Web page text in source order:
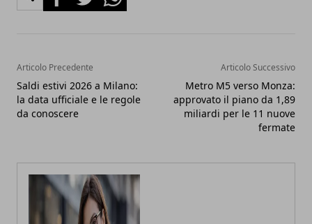
Articolo Precedente
Saldi estivi 2026 a Milano:
la data ufficiale e le regole
da conoscere
Articolo Successivo
Metro M5 verso Monza:
approvato il piano da 1,89
miliardi per le 11 nuove
fermate